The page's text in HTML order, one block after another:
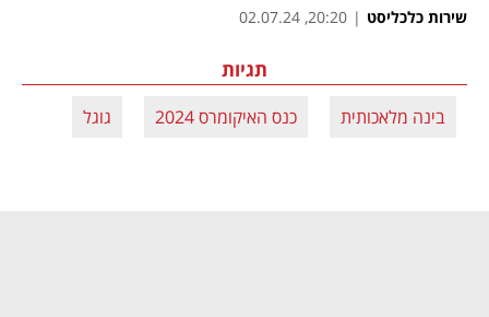
שירות כלכליסט |
20:20, 02.07.24
תגיות
בינה מלאכותית כנס האיקומרס 2024 גוגל